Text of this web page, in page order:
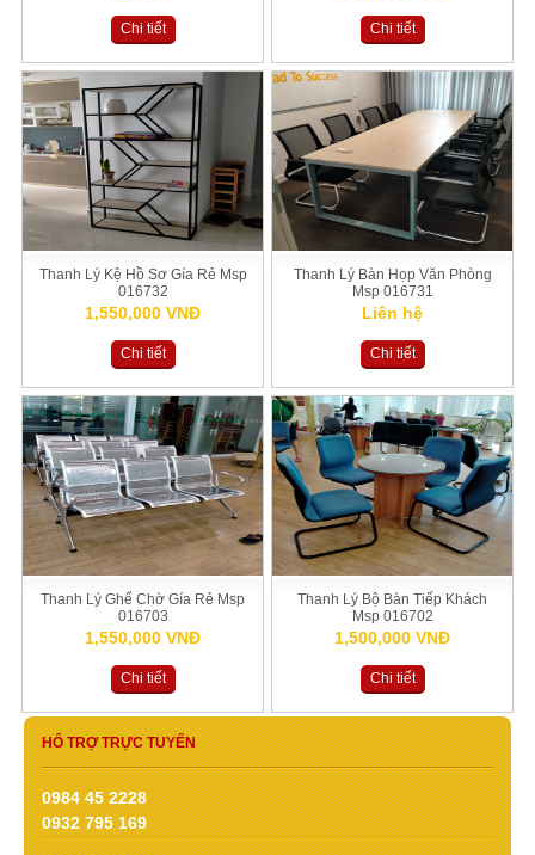
Chi tiết Chi tiết
Thanh Lý Kệ Hồ Sơ Gía Rẻ Msp
016732
1,550,000 VNĐ
Chi tiết
Thanh Lý Bàn Họp Văn Phòng
Msp 016731
Liên hệ
Chi tiết
Thanh Lý Ghế Chờ Gía Rẻ Msp
016703
1,550,000 VNĐ
Chi tiết
Thanh Lý Bộ Bàn Tiếp Khách
Msp 016702
1,500,000 VNĐ
Chi tiết
HỔ TRỢ TRỰC TUYẾN
0984 45 2228
0932 795 169